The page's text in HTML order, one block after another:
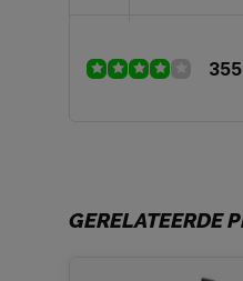
355
GERELATEERDE